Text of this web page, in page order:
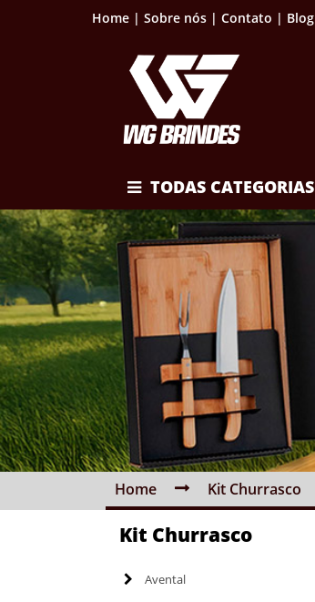
Home | Sobre nós | Contato | Blog
TODAS CATEGORIAS
Home Kit Churrasco
Kit Churrasco
Avental